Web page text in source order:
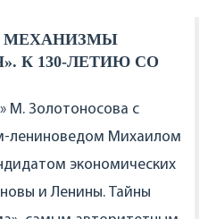
МЕХАНИЗМЫ
К 130-ЛЕТИЮ СО
М. Золотоносова с
лениноведом Михаилом
экономических
и Ленины. Тайны